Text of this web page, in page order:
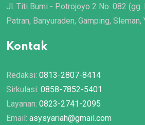
Jl. Titi Bumi - Potrojoyo 2 No. 082 (gg.
Patran, Banyuraden, Gamping,
Kontak
Redaksi: 0813-2807-8414
Sirkulasi: 0858-7852-5401
Layanan: 0823-2741-2095
Email: asysyariah@gmail.com